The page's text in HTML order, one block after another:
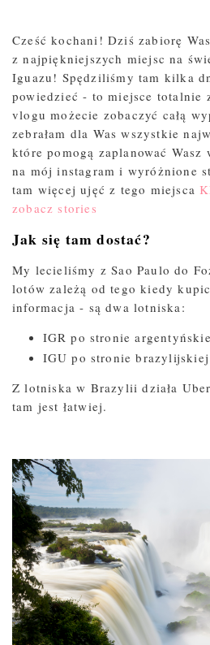
Cześć kochani! Dziś zabiorę
z najpiękniejszych miejsc na
Iguazu! Spędziliśmy tam kilka
powiedzieć - to miejsce totalnie
vlogu możecie zobaczyć całą
zebrałam dla Was wszystkie
które pomogą zaplanować
na mój instagram i wyróżnione
tam więcej ujęć z tego miejsca
zobacz stories
Jak się tam dostać?
My lecieliśmy z Sao Paulo do
lotów zależą od tego kiedy
informacja - są dwa lotniska:
IGR po stronie
IGU po stronie
Z lotniska w Brazylii działa
tam jest łatwiej.